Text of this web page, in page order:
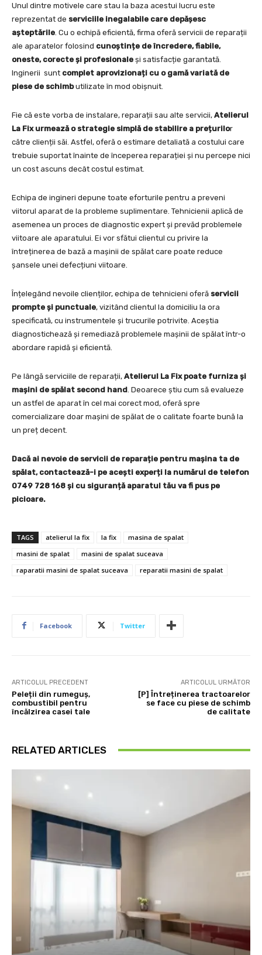
Unul dintre motivele care stau la baza acestui lucru este
reprezentat de serviciile inegalabile care depășesc
așteptările . Cu o echipă eficientă, firma oferă servicii de reparații
ale aparatelor folosind cunoștințe de încredere, fiabile,
oneste, corecte și profesionale și satisfacție garantată.
Inginerii sunt complet aprovizionați cu o gamă variată de
piese de schimbutilizate în mod obișnuit.
Fie că este vorba de instalare, reparații sau alte servicii, Atelierul
La Fix urmează o strategie simplă de stabilire a prețurilor
către clienții săi. Astfel, oferă o estimare detaliată a costului care
trebuie suportat înainte de începerea reparației și nu percepe nici
un cost ascuns decât costul estimat.
Echipa de ingineri depune toate eforturile pentru a preveni
viitorul aparat de la probleme suplimentare. Tehnicienii aplică de
asemenea un proces de diagnostic expert și prevăd problemele
viitoare ale aparatului. Ei vor sfătui clientul cu privire la
întreținerea de bază a mașinii de spălat care poate reduce
șansele unei defecțiuni viitoare.
Înțelegând nevoile clienților, echipa de tehnicieni oferă servicii
prompte și punctuale, vizitând clientul la domiciliu la ora
specificată, cu instrumentele și trucurile potrivite. Aceștia
diagnostichează și remediază problemele mașinii de spălat într-o
abordare rapidă și eficientă.
Pe lângă serviciile de reparații, Atelierul La Fix poate furniza și
mașini de spălat second hand . Deoarece știu cum să evalueze
un astfel de aparat în cel mai corect mod, oferă spre
comercializare doar mașini de spălat de o calitate foarte bună la
un preț decent.
Dacă ai nevoie de servicii de reparație pentru mașina ta de
spălat, contactează-i pe acești experți la numărul de telefon
0749 728 168 și cu siguranță aparatul tău va fi pus pe
picioare.
TAGS atelierul la fix la fix
masina de spalat
masini de spalat
masini de spalat suceava
raparatii masini de spalat suceava
reparatii masini de spalat
Facebook Twitter
ARTICOLUL PRECEDENT
Peleții din rumeguș,
combustibil pentru
încălzirea casei tale
ARTICOLUL URMĂTOR
[P] Întreținerea tractoarelor
se face cu piese de schimb
de calitate
RELATED ARTICLES